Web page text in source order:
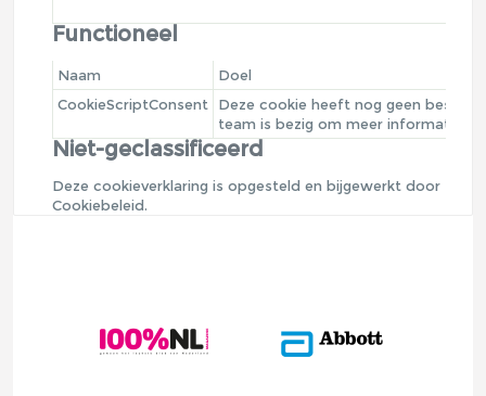
Functioneel
Niet-geclassificeerd
Naam
Doel
CookieScriptConsent
Deze cookie heeft nog geen
team is bezig om meer informatie te
Deze cookieverklaring is opgesteld en bijgewerkt door
Cookiebeleid.